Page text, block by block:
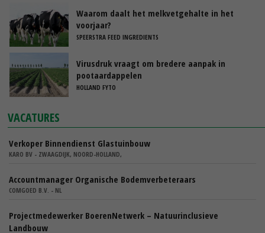
Waarom daalt het melkvetgehalte in het
voorjaar?
SPEERSTRA FEED INGREDIENTS
Virusdruk vraagt om bredere aanpak in
pootaardappelen
HOLLAND FYTO
VACATURES
Verkoper Binnendienst Glastuinbouw
KARO BV - ZWAAGDIJK, NOORD-HOLLAND,
Accountmanager Organische Bodemverbeteraars
COMGOED B.V. - NL
Projectmedewerker BoerenNetwerk – Natuurinclusieve
Landbouw